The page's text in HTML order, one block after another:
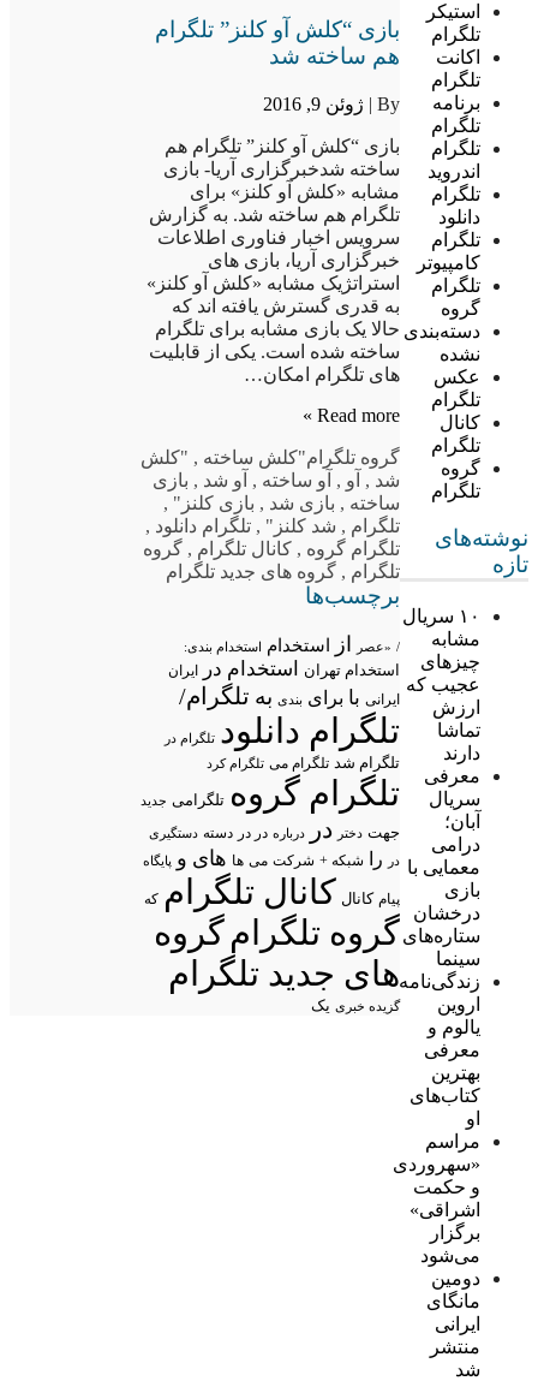
استیکر
تلگرام
اکانت
تلگرام
برنامه
تلگرام
تلگرام
اندروید
تلگرام
دانلود
تلگرام
کامپیوتر
تلگرام
گروه
دسته‌بندی
نشده
عکس
تلگرام
کانال
تلگرام
گروه
تلگرام
نوشته‌های
تازه
۱۰ سریال
مشابه
چیزهای
عجیب که
ارزش
تماشا
دارند
معرفی
سریال
آبان؛
درامی
معمایی با
بازی
درخشان
ستاره‌های
سینما
زندگی‌نامه
اروین
یالوم و
معرفی
بهترین
کتاب‌های
او
مراسم
«سهروردی
و حکمت
اشراقی»
برگزار
می‌شود
دومین
مانگای
ایرانی
منتشر
شد
بازی “کلش آو کلنز” تلگرام
هم ساخته شد
By | ژوئن 9, 2016
بازی “کلش آو کلنز” تلگرام هم
ساخته شدخبرگزاری آریا- بازی
مشابه «کلش آو کلنز» برای
تلگرام هم ساخته شد. به گزارش
سرویس اخبار فناوری اطلاعات
خبرگزاری آریا، بازی های
استراتژیک مشابه «کلش آو کلنز»
به قدری گسترش یافته اند که
حالا یک بازی مشابه برای تلگرام
ساخته شده است. یکی از قابلیت
های تلگرام امکان…
Read more »
گروه تلگرام"کلش ساخته , "کلش
شد , آو , آو ساخته , آو شد , بازی
ساخته , بازی شد , بازی کلنز" ,
تلگرام , شد کلنز" , تلگرام دانلود ,
تلگرام گروه , کانال تلگرام , گروه
تلگرام , گروه های جدید تلگرام
برچسب‌ها
/ «عصر از استخدام استخدام بندی:
استخدام تهران استخدام در ایران
ایرانی با برای بندی به تلگرام/
تلگرام دانلود تلگرام در
تلگرام شد تلگرام می تلگرام کرد
تلگرام گروه تلگرامی جدید
جهت دختر در درباره در در دسته دستگیری
در
را شبکه + شرکت می ها های و پایگاه
پیام کانال کانال تلگرام که
گروه تلگرامگروه
های جدید تلگرام
گزیده خبری یک